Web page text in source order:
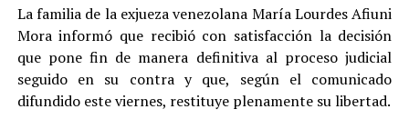
La familia de la exjueza venezolana María Lourdes Afiuni
Mora informó que recibió con satisfacción la decisión
que pone fin de manera definitiva al proceso judicial
seguido en su contra y que, según el comunicado
difundido este viernes, restituye plenamente su libertad.